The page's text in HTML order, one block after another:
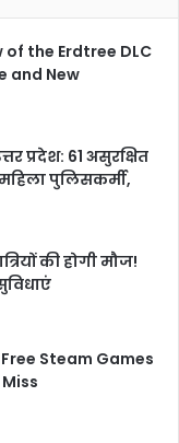
of the Erdtree DLC
and New
प्रदेश: 61 असुरक्षित
पुलिसकर्मी,
की होगी मौज!
Steam Games